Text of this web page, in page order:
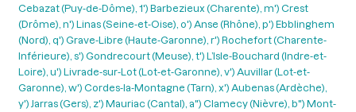
Cebazat (Puy-de-Dôme), 1') Barbezieux (Charente), m') Crest
(Drôme), n') Linas (Seine-et-Oise), o') Anse (Rhône), p') Ebblinghem
(Nord), q') Grave-Libre (Haute-Garonne), r') Rochefort (Charente-
Inférieure), s') Gondrecourt (Meuse), t') L’Isle-Bouchard (Indre-et-
Loire), u') Livrade-sur-Lot (Lot-et-Garonne), v') Auvillar (Lot-et-
Garonne), w') Cordes-la-Montagne (Tarn), x') Aubenas (Ardèche),
y') Jarras (Gers), z') Mauriac (Cantal), a") Clamecy (Nièvre), b") Mont-